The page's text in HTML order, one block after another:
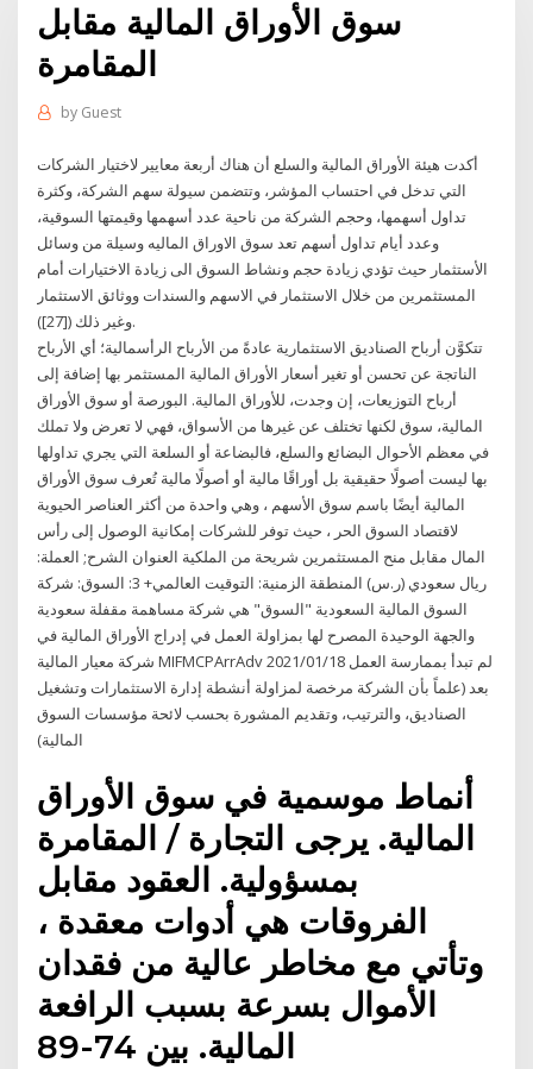
سوق الأوراق المالية مقابل
المقامرة
by Guest
أكدت هيئة الأوراق المالية والسلع أن هناك أربعة معايير لاختيار الشركات
التي تدخل في احتساب المؤشر، وتتضمن سيولة سهم الشركة، وكثرة
تداول أسهمها، وحجم الشركة من ناحية عدد أسهمها وقيمتها السوقية،
وعدد أيام تداول أسهم تعد سوق الاوراق الماليه وسيلة من وسائل
الأستثمار حيث تؤدي زيادة حجم ونشاط السوق الى زيادة الاختيارات أمام
المستثمرين من خلال الاستثمار في الاسهم والسندات ووثائق الاستثمار
وغير ذلك ([27]).
تتكوَّن أرباح الصناديق الاستثمارية عادةً من الأرباح الرأسمالية؛ أي الأرباح
الناتجة عن تحسن أو تغير أسعار الأوراق المالية المستثمر بها إضافة إلى
أرباح التوزيعات، إن وجدت، للأوراق المالية. البورصة أو سوق الأوراق
المالية، سوق لكنها تختلف عن غيرها من الأسواق، فهي لا تعرض ولا تملك
في معظم الأحوال البضائع والسلع، فالبضاعة أو السلعة التي يجري تداولها
بها ليست أصولًا حقيقية بل أوراقًا مالية أو أصولًا مالية تُعرف سوق الأوراق
المالية أيضًا باسم سوق الأسهم ، وهي واحدة من أكثر العناصر الحيوية
لاقتصاد السوق الحر ، حيث توفر للشركات إمكانية الوصول إلى رأس
المال مقابل منح المستثمرين شريحة من الملكية العنوان الشرح; العملة:
ريال سعودي (ر.س) المنطقة الزمنية: التوقيت العالمي+ 3: السوق: شركة
السوق المالية السعودية "السوق" هي شركة مساهمة مقفلة سعودية
والجهة الوحيدة المصرح لها بمزاولة العمل في إدراج الأوراق المالية في
شركة معيار المالية MIFMCPArrAdv 2021/01/18 لم تبدأ بممارسة العمل
بعد (علماً بأن الشركة مرخصة لمزاولة أنشطة إدارة الاستثمارات وتشغيل
الصناديق، والترتيب، وتقديم المشورة بحسب لائحة مؤسسات السوق
المالية)
أنماط موسمية في سوق الأوراق
المالية. يرجى التجارة / المقامرة
بمسؤولية. العقود مقابل
الفروقات هي أدوات معقدة ،
وتأتي مع مخاطر عالية من فقدان
الأموال بسرعة بسبب الرافعة
المالية. بين 74-89